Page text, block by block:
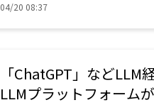
04/20 08:37
「ChatGPT」などLLM
LLMプラットフォーム